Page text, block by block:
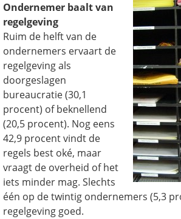
Ondernemer baalt van
regelgeving
Ruim de helft van de
ondernemers ervaart de
regelgeving als
doorgeslagen
bureaucratie (30,1
procent) of beknellend
(20,5 procent). Nog eens
42,9 procent vindt de
regels best oké, maar
vraagt de overheid of het
iets minder mag. Slechts
één op de twintig ondernemers (5,3
regelgeving goed.